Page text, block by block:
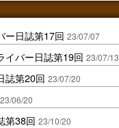
ー日誌第17回 23/07/07
イバー日誌第19回 23/07/13
誌第20回 23/07/20
23/06/20
第38回 23/10/20